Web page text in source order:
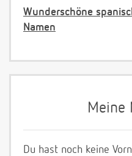
Wunderschöne
Namen
Meine
Du hast noch keine